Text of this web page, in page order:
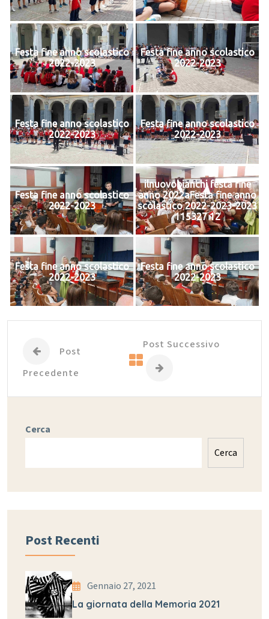
Festa fine anno scolastico
2022-2023
Festa fine anno scolastico
2022-2023
Festa fine anno scolastico
2022-2023
Festa fine anno scolastico
2022-2023
Festa fine anno scolastico
2022-2023
ilnuovobianchi festa fine
anno 2022aFesta fine anno
scolastico 2022-2023-2023
115327 12
Festa fine anno scolastico
2022-2023
Festa fine anno scolastico
2022-2023
Post
Precedente
Post Successivo
Cerca
Cerca
Post Recenti
Gennaio 27, 2021
La giornata della Memoria 2021